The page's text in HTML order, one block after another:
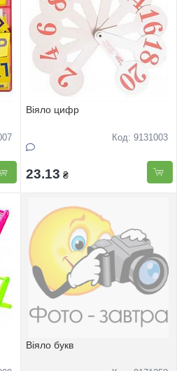
Віяло цифр
Код: 9131003
23.13 ₴
Віяло букв